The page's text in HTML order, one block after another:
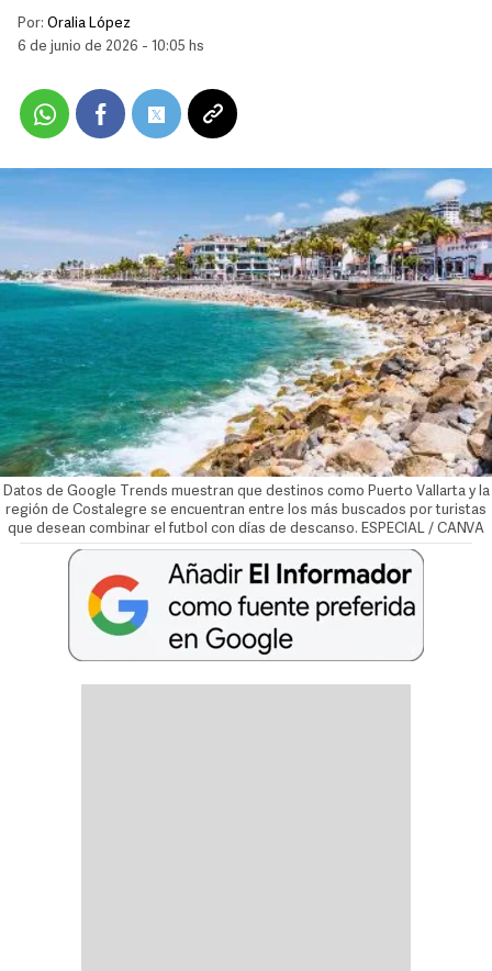
Por: Oralia López
6 de junio de 2026 - 10:05 hs
Datos de Google Trends muestran que destinos como Puerto Vallarta y la
región de Costalegre se encuentran entre los más buscados por turistas
que desean combinar el futbol con días de descanso. ESPECIAL / CANVA